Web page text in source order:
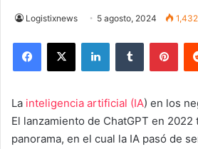
Logistixnews 5 agosto, 2024 1,432
La inteligencia artificial (IA) en los
El lanzamiento de ChatGPT en
panorama, en el cual la IA pasó de